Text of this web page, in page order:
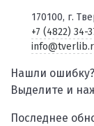
170100, г.
+7 (4822) 34-
Нашли
Выделите и
Последнее